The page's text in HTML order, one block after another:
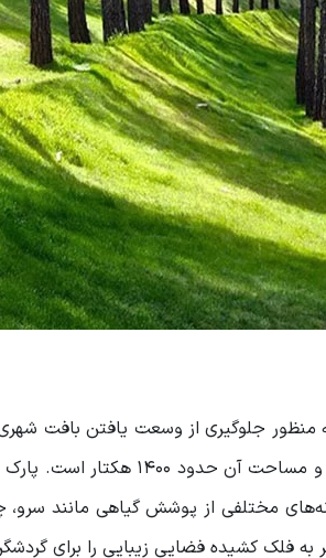
جنگلی لویزان در سال 1346 به منظور جلوگیری از
تهران، در منطقه شمیرانات
مختلفی از پوشش گیاهی مانند سرو،
فلک کشیده فضایی زیبایی را برای